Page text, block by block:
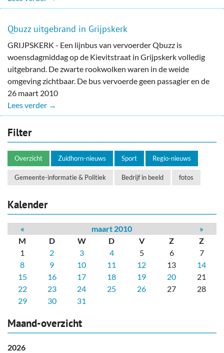
Qbuzz uitgebrand in Grijpskerk
GRIJPSKERK - Een lijnbus van vervoerder Qbuzz is
woensdagmiddag op de Kievitstraat in Grijpskerk volledig
uitgebrand. De zwarte rookwolken waren in de weide
omgeving zichtbaar. De bus vervoerde geen passagier en de
26 maart 2010
Lees verder →
Filter
Overzicht Zuidhorn-nieuws Sport Regio-nieuws
Gemeente-informatie & Politiek Bedrijf in beeld fotos
Kalender
« maart 2010
»
M
D W D V Z
Z
1
2 3 4 5 6
7
8
9 10 11 12 13
14
15
16 17 18 19 20
21
22
23 24 25 26 27
28
29
30 31
Maand-overzicht
2026